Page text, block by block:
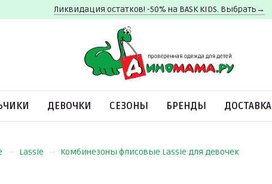
Ликвидация остатков! -50% на BASK KIDS. Выбрать→
ДЕВОЧКИ СЕЗОНЫ БРЕНДЫ ДОСТАВКА
Lassie Комбинезоны флисовые Lassie для девочек